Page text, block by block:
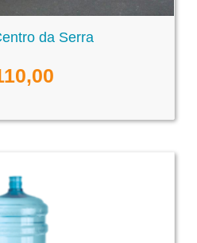
da Serra